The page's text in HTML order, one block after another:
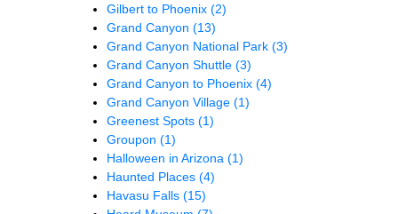
Gilbert to Phoenix (2)
Grand Canyon (13)
Grand Canyon National Park (3)
Grand Canyon Shuttle (3)
Grand Canyon to Phoenix (4)
Grand Canyon Village (1)
Greenest Spots (1)
Groupon (1)
Halloween in Arizona (1)
Haunted Places (4)
Havasu Falls (15)